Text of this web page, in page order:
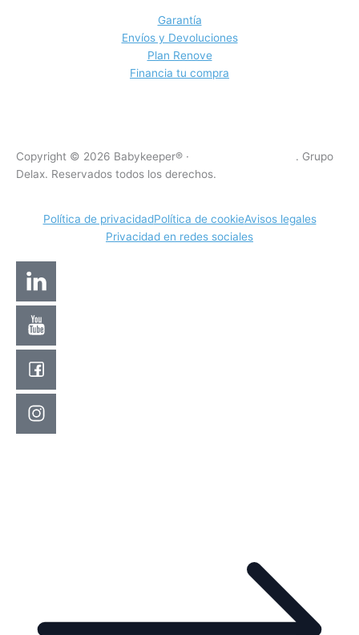
Garantía
Envíos y Devoluciones
Plan Renove
Financia tu compra
Copyright © 2026 Babykeeper® ·
. Grupo
Delax. Reservados todos los derechos.
Política de privacidadPolítica de cookieAvisos legales
Privacidad en redes sociales